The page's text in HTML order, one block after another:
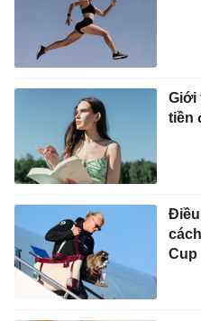
Giới
tiền
Cup